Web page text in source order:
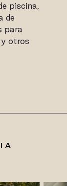
piscina,
de
para
otros